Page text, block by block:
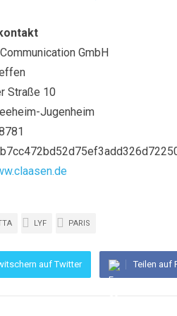
GmbH
Straße 10
Jugenheim
LYF PARIS
auf Twitter Teilen auf